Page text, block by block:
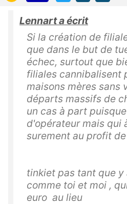
Lennart a écrit
Si la création de
que dans le but de
échec, surtout que
filiales cannibalisent
maisons mères sans
départs massifs de
un cas à part
d'opérateur mais qui
surement au profit de
tinkiet pas tant que y
comme toi et moi ,
euro au lieu